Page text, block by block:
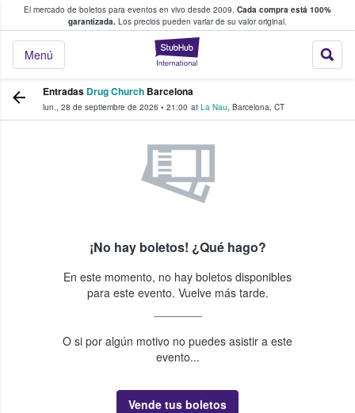
El mercado de boletos para eventos en vivo desde 2009. Cada compra está 100%
garantizada. Los precios pueden variar de su valor original.
StubHub: donde
Menú
fans compran y venden boletos
Entradas Drug Church Barcelona
lun., 28 de septiembre de 2026 • 21:00 at La Nau, Barcelona, CT
¡No hay boletos! ¿Qué hago?
En este momento, no hay boletos disponibles
para este evento. Vuelve más tarde.
O si por algún motivo no puedes asistir a este
evento...
Vende tus boletos